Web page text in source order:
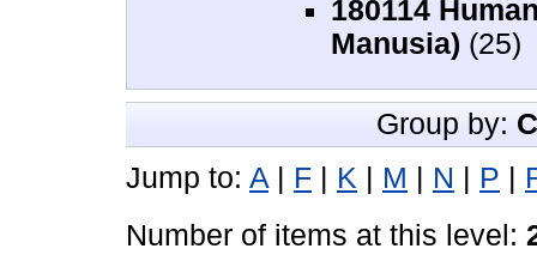
180114
Manusia) (25)
Group by:
Jump to: A | F | K | M | N | P |
Number of items at this level: